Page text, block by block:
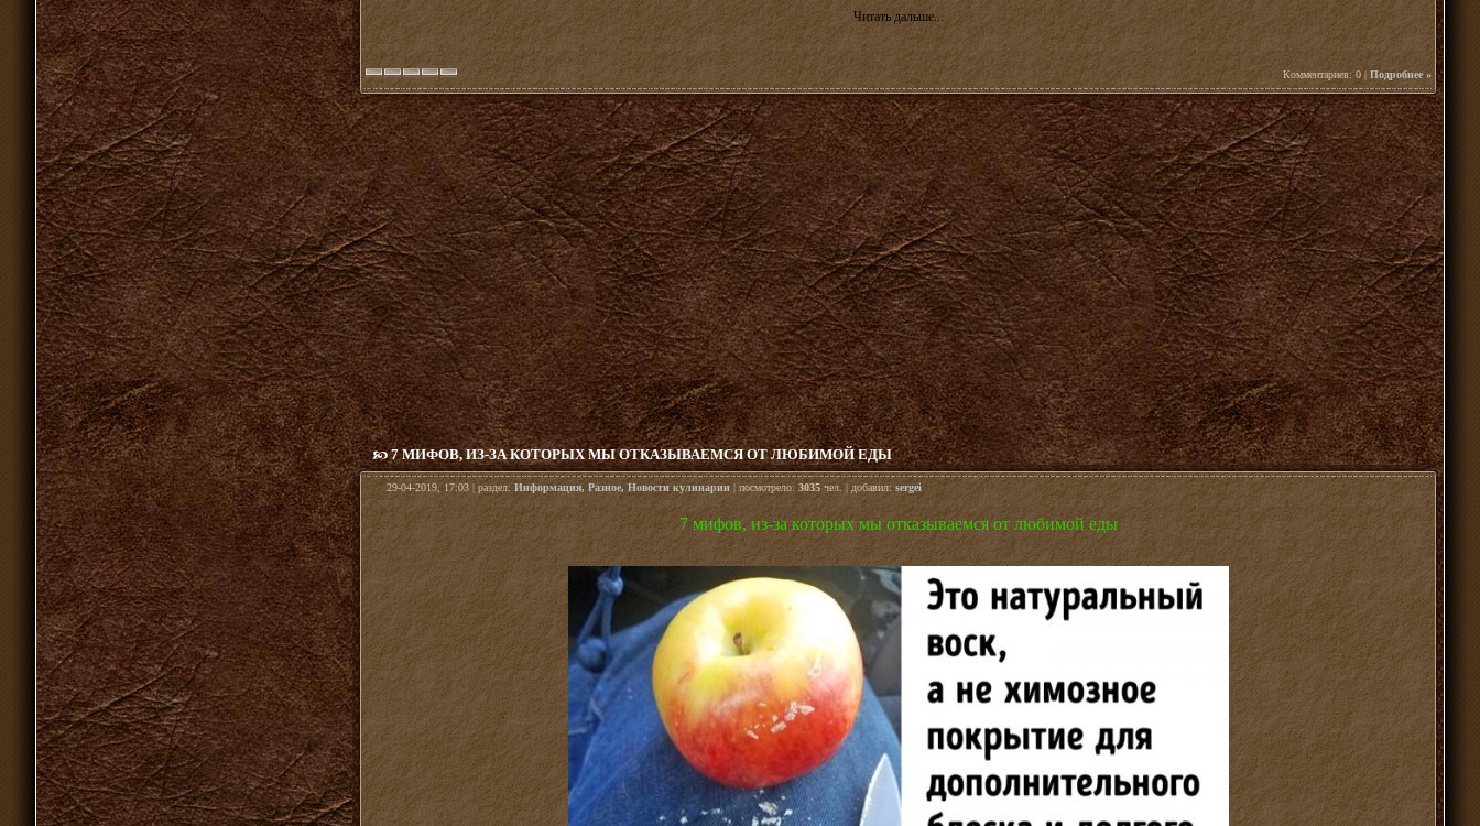
Читать дальше...
Комментариев: 0 |Подробнее »
7 МИФОВ, ИЗ-ЗА КОТОРЫХ МЫ ОТКАЗЫВАЕМСЯ ОТ ЛЮБИМОЙ ЕДЫ
29-04-2019, 17:03 | раздел:Информация,Разное, Новости кулинарии | посмотрело: 3035 чел. | добавил:sergei
7 мифов, из-за которых мы отказываемся от любимой еды